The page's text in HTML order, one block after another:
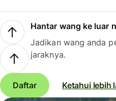
Hantar wang ke luar
Jadikan wang anda
jaraknya.
Daftar Ketahui lebih